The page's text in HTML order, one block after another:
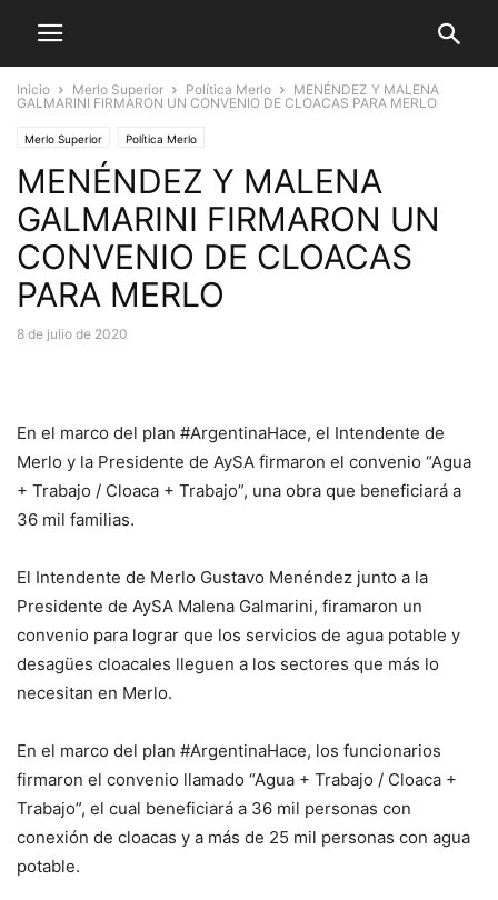
Inicio Merlo Superior Política Merlo
MENÉNDEZ Y MALENA
GALMARINI FIRMARON UN CONVENIO DE CLOACAS PARA MERLO
Merlo Superior Política Merlo
MENÉNDEZ Y MALENA
GALMARINI FIRMARON UN
CONVENIO DE CLOACAS
PARA MERLO
8 de julio de 2020
En el marco del plan #ArgentinaHace, el Intendente de
Merlo y la Presidente de AySA firmaron el convenio “Agua
+ Trabajo / Cloaca + Trabajo”, una obra que beneficiará a
36 mil familias.
El Intendente de Merlo Gustavo Menéndez junto a la
Presidente de AySA Malena Galmarini, firamaron un
convenio para lograr que los servicios de agua potable y
desagües cloacales lleguen a los sectores que más lo
necesitan en Merlo.
En el marco del plan #ArgentinaHace, los funcionarios
firmaron el convenio llamado “Agua + Trabajo / Cloaca +
Trabajo”, el cual beneficiará a 36 mil personas con
conexión de cloacas y a más de 25 mil personas con agua
potable.